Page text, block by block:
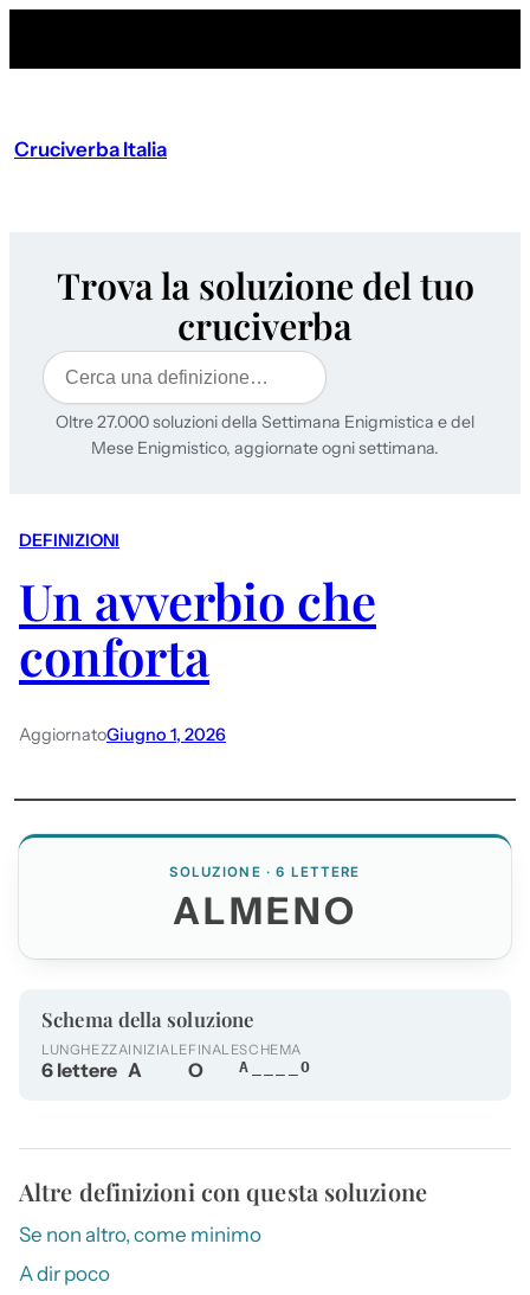
Cruciverba Italia
Trova la soluzione del tuo
cruciverba
Cerca
Oltre 27.000 soluzioni della Settimana Enigmistica e del
Mese Enigmistico, aggiornate ogni settimana.
DEFINIZIONI
Un avverbio che
conforta
AggiornatoGiugno 1, 2026
SOLUZIONE · 6 LETTERE
ALMENO
Schema della soluzione
LUNGHEZZA
6 lettere
INIZIALE
A
FINALE
O
SCHEMA
A____O
Altre definizioni con questa soluzione
Se non altro, come minimo
A dir poco